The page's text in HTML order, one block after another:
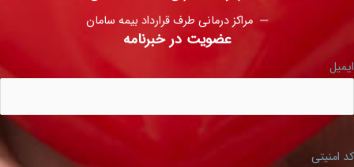
مراکز درمانی طرف قرارداد بیمه سامان
عضویت در خبرنامه
ایمیل
کد امنیتی